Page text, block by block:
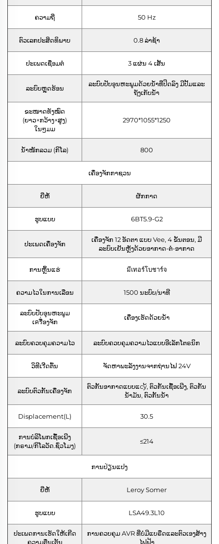
ຄວາມຖີ່ 50 Hz
ຕົວເລກປະສິດທິພາບ 0.8 ລ່າຊ້າ
ປະເພດເຊື່ອມຕໍ່ 3 ແຜ່ນ 4 ເສັ້ນ
ລະບົບຫຼຸດຮ້ອນ
ລະບົບປັບອຸນຫະພູມດ້ວຍນ້ຳທີ່ປິດລົງ ມີປັ້ມແລະ
ຖັງເກັບນ້ຳ
ຂະໜາດທັງໝົດ
(ຍາວ×ກວ້າງ×ສູງ)
ໃນໆມມ
2970*1055*1250
ນ້ຳໜັກລວມ (ກິໂລ) 800
ເຄື່ອງຈັກກາຊວນ
ຍີ່ຫໍ້ ຜັກກາດ
ຮູບແບບ 6BT5.9-G2
ປະເພດເຄື່ອງຈັກ
ເຄື່ອງຈັກ 12 ອັດຕາ ແບບ Vee, 4 ຂັ້ນຕອນ, ມີ
ລະບົບເຢັນຫຼັງດ້ວຍອາກາດ-ຕໍ່-ອາກາດ
ການຫຼິ້ນແຮ່ มีเทอร์โบชาร์จ
ຄວາມໄວໃນການເລືອນ 1500 ນະບົບ/ນາທີ
ລະບົບປັບອຸນຫະພູມ
ເครື່ອງຈັກ
ເຄື່ອງເຮັດດ້ວຍນ້ໍາ
ລະບົບຄວບຄຸມຄວາມໄວ ລະບົບຄວບຄຸມຄວາມໄວແບບອີເລັກໂຕຣນິກ
ວິທີເรີດຕົ້ນ ຈັດຫາພະລັງງານຈາກຖ່ານໄຟ 24V
ລະບົບຕົວກັ້ນເຄື່ອງຈັກ
ຕົວກັ້ນອາກາດແບບແсу້, ຕົວກັ້ນເຊື້ອເພີງ, ຕົວກັ້ນ
ນ້ຳມັນ, ຕົວກັ້ນນ້ຳ
Displacement(L) 30.5
ການບໍລິໂພກເຊື້ອເພີງ
(ກຣາມ/ກິໂລວັດ.ຊົ່ວໂມງ)
≤214
ການປ່ຽນແປງ
ຍີ່ຫໍ້ Leroy Somer
ຮູບແບບ LSA49.3L10
ປະເພດການເຮັດໃຫ້ເກີດ
ຄວາມຕື່ນເຕັ້ນ
ການຄວບຄຸມ AVR ທີ່ບໍ່ມີແບຣືດແລະຕົວເອງສ້າງ
ໄຟຟ້າ